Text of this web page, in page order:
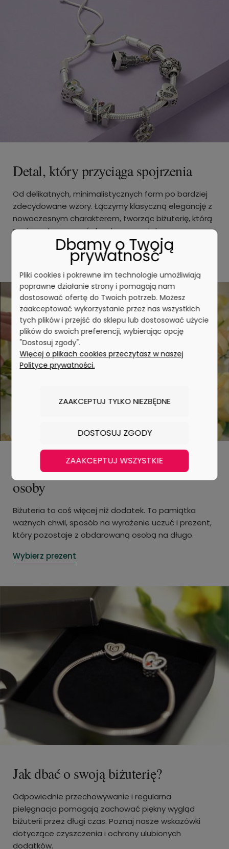
Detal, który przyciąga spojrzenia
Od delikatnych, minimalistycznych form po bardziej
zdecydowane wzory. Łączymy klasyczną elegancję z
nowoczesnym charakterem, tworząc biżuterię, którą
możesz dopasować do własnego stylu.
Zobacz nowości
Wyjątkowy prezent dla bliskiej
osoby
Biżuteria to coś więcej niż dodatek. To pamiątka
ważnych chwil, sposób na wyrażenie uczuć i prezent,
który pozostaje z obdarowaną osobą na długo.
Wybierz prezent
Jak dbać o swoją biżuterię?
Odpowiednie przechowywanie i regularna
pielęgnacja pomagają zachować piękny wygląd
biżuterii przez długi czas. Poznaj nasze wskazówki
dotyczące czyszczenia i ochrony ulubionych
dodatków.
Dbamy o Twoją
prywatność
Pliki cookies i pokrewne im technologie umożliwiają
poprawne działanie strony i pomagają nam
dostosować ofertę do Twoich potrzeb. Możesz
zaakceptować wykorzystanie przez nas wszystkich
tych plików i przejść do sklepu lub dostosować użycie
plików do swoich preferencji, wybierając opcję
"Dostosuj zgody".
Więcej o plikach cookies przeczytasz w naszej
Polityce prywatności.
ZAAKCEPTUJ TYLKO NIEZBĘDNE
DOSTOSUJ ZGODY
ZAAKCEPTUJ WSZYSTKIE